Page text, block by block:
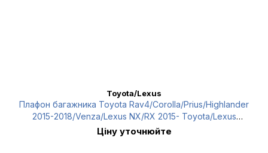
Toyota/Lexus
Плафон багажника Toyota Rav4/Corolla/Prius/Highlander
2015-2018/Venza/Lexus NX/RX 2015- Toyota/Lexus
8133058010
Ціну уточнюйте